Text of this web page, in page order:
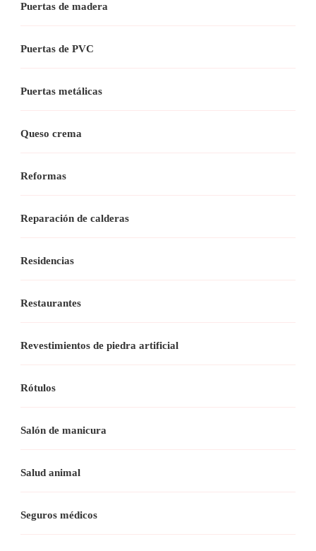
Puertas de madera
Puertas de PVC
Puertas metálicas
Queso crema
Reformas
Reparación de calderas
Residencias
Restaurantes
Revestimientos de piedra artificial
Rótulos
Salón de manicura
Salud animal
Seguros médicos